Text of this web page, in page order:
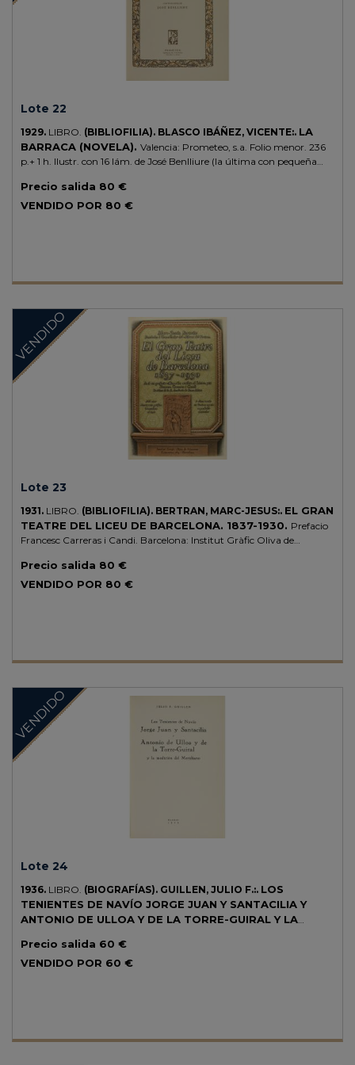
Lote 22
1929. LIBRO. (BIBLIOFILIA). BLASCO IBÁÑEZ, VICENTE:. LA
BARRACA (NOVELA). Valencia: Prometeo, s.a. Folio menor. 236
p.+ 1 h. Ilustr. con 16 lám. de José Benlliure (la última con pequeña
colores. Cabeceras, capitales y culs-de-lampe decoradas. Ejemplar
muy limpio. Enc. por BRUGALLA, en media piel reciente, puntas,
Precio salida 80 €
VENDIDO POR 80 €
VENDIDO
Lote 23
1931. LIBRO. (BIBLIOFILIA). BERTRAN, MARC-JESUS:. EL GRAN
TEATRE DEL LICEU DE BARCELONA. 1837-1930. Prefacio
Francesc Carreras i Candi. Barcelona: Institut Gràfic Oliva de
texto y 30 lám. en b/n y color, de escenarios, vestuarios, artistas,
caricaturas y fiestas del Gran Teatro. Enc. en medio pergamino,
Precio salida 80 €
VENDIDO POR 80 €
VENDIDO
Lote 24
1936. LIBRO. (BIOGRAFÍAS). GUILLEN, JULIO F.:. LOS
TENIENTES DE NAVÍO JORGE JUAN Y SANTACILIA Y
ANTONIO DE ULLOA Y DE LA TORRE-GUIRAL Y LA
menor. XV + 274 p. + 5 h. Ilustr. con lám. fuera der texto. Enc. en
media piel, nervios.
Precio salida 60 €
VENDIDO POR 60 €